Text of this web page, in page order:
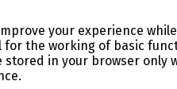
your experience
for the working of basic
stored in your browser